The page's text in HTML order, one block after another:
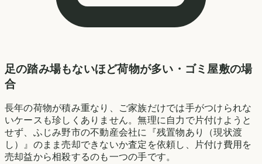
足の踏み場もないほど荷物が多い・ゴミ屋敷の場
合
長年の荷物が積み重なり、ご家族だけでは手がつけられな
いケースも珍しくありません。無理に自力で片付けようと
せず、ふじみ野市の不動産会社に『残置物あり（現状渡
し）』のまま売却できないか査定を依頼し、片付け費用を
売却益から相殺するのも一つの手です。